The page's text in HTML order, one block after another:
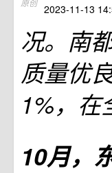
原创 2023-11-13
况。南
质量优
1%，在
10月，